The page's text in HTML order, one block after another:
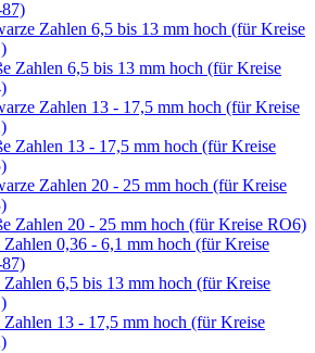
Zahlen 6,5 bis 13 mm hoch (für Kreise
Zahlen 6,5 bis 13 mm hoch (für Kreise
Zahlen 13 - 17,5 mm hoch (für Kreise
Zahlen 13 - 17,5 mm hoch (für Kreise
Zahlen 20 - 25 mm hoch (für Kreise
Zahlen 20 - 25 mm hoch (für Kreise RO6)
Zahlen 0,36 - 6,1 mm hoch (für Kreise
Zahlen 6,5 bis 13 mm hoch (für Kreise
Zahlen 13 - 17,5 mm hoch (für Kreise